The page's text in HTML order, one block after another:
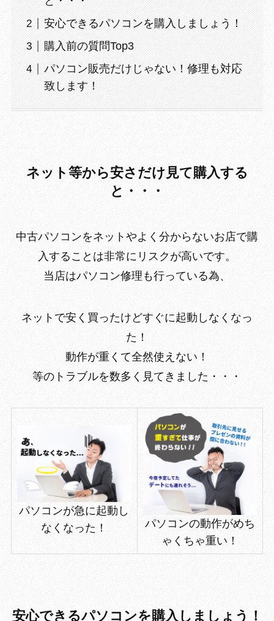
安心できるパソコンを購入しましょう！
購入前の質問Top3
パソコン販売だけじゃない！修理も対応
致します！
ネット等から安さだけ見て購入する
と・・・
中古パソコンをネットやよく分からないお店で購
入することは非常にリスクが高いです。
当店はパソコン修理も行っている為、
ネットで安く買ったけどすぐに起動しなくなっ
た！
動作が重くて全然使えない！
等のトラブルを数多く見てきました・・・
パソコンが急に起動し
なくなった！
パソコンの動作がめち
ゃくちゃ重い！
安心できるパソコンを購入しましょう！